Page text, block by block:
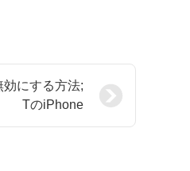
にする方法;
TのiPhone